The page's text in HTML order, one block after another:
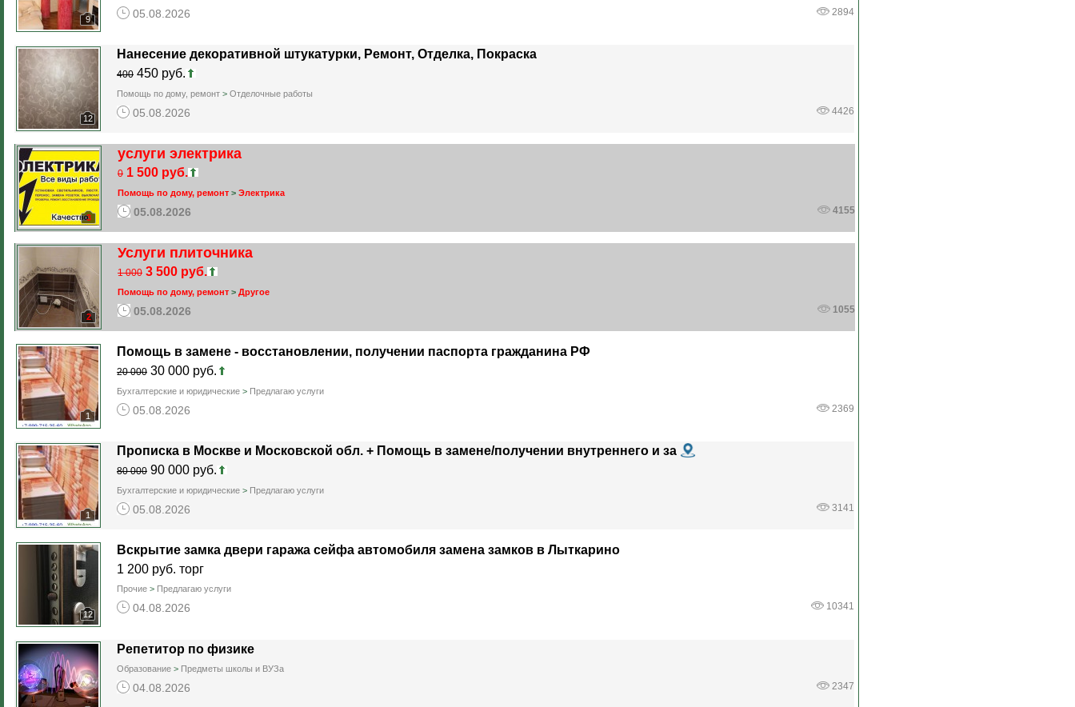
9
2894
05.08.2026
12
Нанесение декоративной штукатурки, Ремонт, Отделка, Покраска
400 450 руб.
Помощь по дому, ремонт > Отделочные работы
4426
05.08.2026
3
услуги электрика
0 1 500 руб.
Помощь по дому, ремонт > Электрика
4155
05.08.2026
2
Услуги плиточника
1 000 3 500 руб.
Помощь по дому, ремонт > Другое
1055
05.08.2026
1
Помощь в замене - восстановлении, получении паспорта гражданина РФ
20 000 30 000 руб.
Бухгалтерские и юридические > Предлагаю услуги
2369
05.08.2026
1
Прописка в Москве и Московской обл. + Помощь в замене/получении внутреннего и за
80 000 90 000 руб.
Бухгалтерские и юридические > Предлагаю услуги
3141
05.08.2026
12
Вскрытие замка двери гаража сейфа автомобиля замена замков в Лыткарино
1 200 руб. торг
Прочие > Предлагаю услуги
10341
04.08.2026
Репетитор по физике
Образование > Предметы школы и ВУЗа
2347
04.08.2026